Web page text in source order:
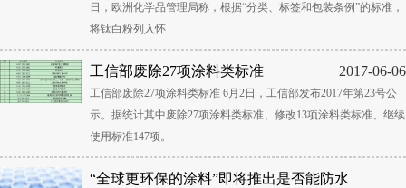
日，欧洲化学品管理局称，根据“分类、标签和包装条例”的标准，
将钛白粉列入怀
工信部废除27项涂料类标准 2017-06-06
工信部废除27项涂料类标准 6月2日，工信部发布2017年第23号公
示。据统计其中废除27项涂料类标准、修改13项涂料类标准、继续
使用标准147项。
“全球更环保的涂料”即将推出是否能防水